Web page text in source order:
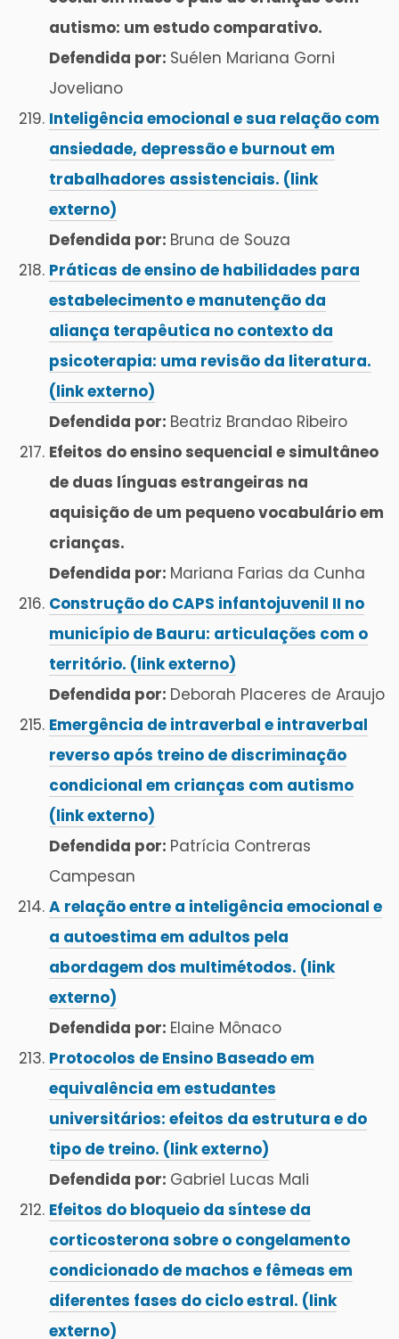
autismo: um estudo comparativo.
Defendida por: Suélen Mariana Gorni
Joveliano
Inteligência emocional e sua relação com
ansiedade, depressão e burnout em
trabalhadores assistenciais. (link
externo)
Defendida por: Bruna de Souza
Práticas de ensino de habilidades para
estabelecimento e manutenção da
aliança terapêutica no contexto da
psicoterapia: uma revisão da literatura.
(link externo)
Defendida por: Beatriz Brandao Ribeiro
Efeitos do ensino sequencial e simultâneo
de duas línguas estrangeiras na
aquisição de um pequeno vocabulário em
crianças.
Defendida por: Mariana Farias da Cunha
Construção do CAPS infantojuvenil II no
município de Bauru: articulações com o
território. (link externo)
Defendida por: Deborah Placeres de Araujo
Emergência de intraverbal e intraverbal
reverso após treino de discriminação
condicional em crianças com autismo
(link externo)
Defendida por: Patrícia Contreras
Campesan
A relação entre a inteligência emocional e
a autoestima em adultos pela
abordagem dos multimétodos. (link
externo)
Defendida por: Elaine Mônaco
Protocolos de Ensino Baseado em
equivalência em estudantes
universitários: efeitos da estrutura e do
tipo de treino. (link externo)
Defendida por: Gabriel Lucas Mali
Efeitos do bloqueio da síntese da
corticosterona sobre o congelamento
condicionado de machos e fêmeas em
diferentes fases do ciclo estral. (link
externo)